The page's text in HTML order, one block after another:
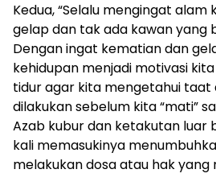
Kedua, “Selalu mengingat alam
gelap dan tak ada kawan yang
Dengan ingat kematian dan
kehidupan menjadi motivasi
tidur agar kita mengetahui taat
dilakukan sebelum kita “mati”
Azab kubur dan ketakutan luar
kali memasukinya
melakukan dosa atau hak yang